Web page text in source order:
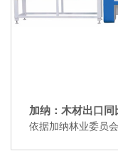
加纳：木材出口
依据加纳林业委员